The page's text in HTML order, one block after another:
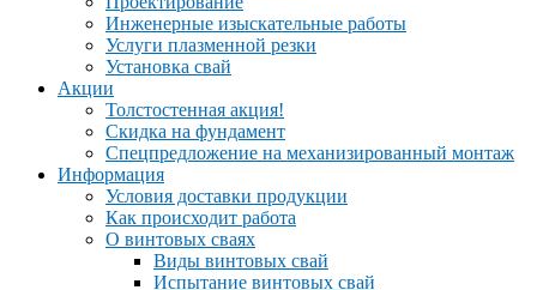
Инженерные изыскательные работы
Услуги плазменной резки
Установка свай
Акции
Толстостенная акция!
Скидка на фундамент
Спецпредложение на механизированный монтаж
Информация
Условия доставки продукции
Как происходит работа
О винтовых сваях
Виды винтовых свай
Испытание винтовых свай